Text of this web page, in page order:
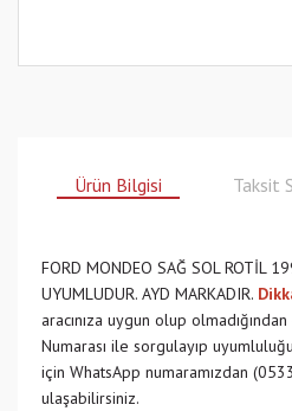
Ürün Bilgisi Taksit
FORD MONDEO SAĞ SOL ROTİL
UYUMLUDUR. AYD MARKADIR.
aracınıza uygun olup
Numarası ile sorgulayıp
için WhatsApp numaramızdan
ulaşabilirsiniz.